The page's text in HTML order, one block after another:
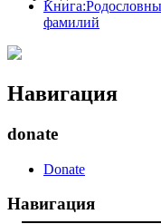
фамилий
Навигация
donate
Donate
Навигация